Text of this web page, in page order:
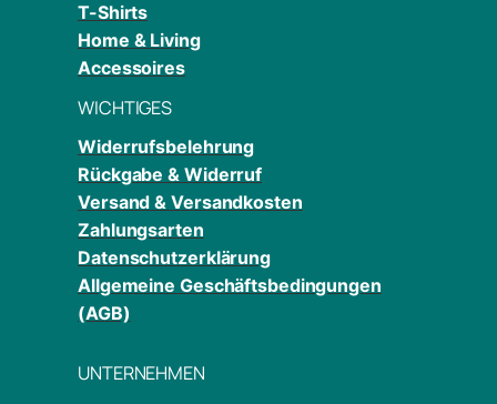
T-Shirts
Home & Living
Accessoires
WICHTIGES
Widerrufsbelehrung
Rückgabe & Widerruf
Versand & Versandkosten
Zahlungsarten
Datenschutzerklärung
Allgemeine Geschäftsbedingungen
(AGB)
UNTERNEHMEN